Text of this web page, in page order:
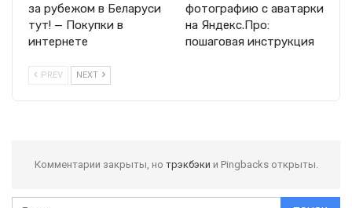
за рубежом в Беларуси
тут! — Покупки в
интернете
фотографию с аватарки
на Яндекс.Про:
пошаговая инструкция
PREV NEXT
Комментарии закрыты, но трэкбэки и Pingbacks открыты.